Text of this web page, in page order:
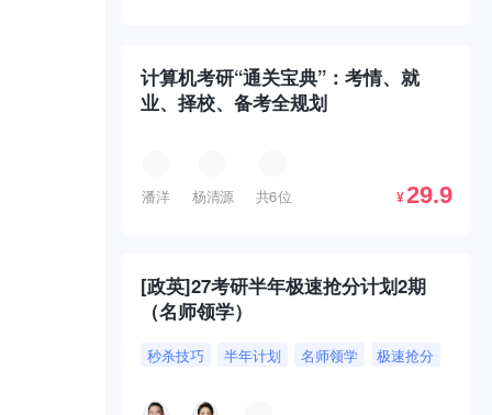
计算机考研“通关宝典”：考情、就
业、择校、备考全规划
潘洋 杨清源 共6位 ¥29.9
[政英]27考研半年极速抢分计划2期
（名师领学）
秒杀技巧 半年计划 名师领学 极速抢分